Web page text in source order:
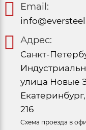
Email:
Адрес:
Санкт-
улица Новые
216
Схема проезда в